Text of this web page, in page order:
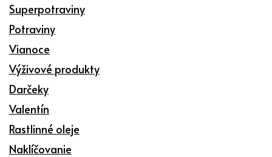
Superpotraviny
Potraviny
Vianoce
Výživové produkty
Darčeky
Valentín
Rastlinné oleje
Naklíčovanie